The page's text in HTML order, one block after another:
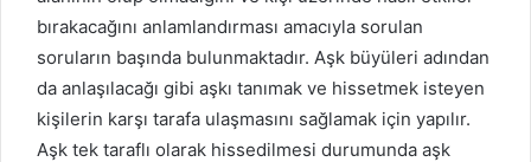
bırakacağını anlamlandırması amacıyla sorulan
soruların başında bulunmaktadır. Aşk büyüleri adından
da anlaşılacağı gibi aşkı tanımak ve hissetmek isteyen
kişilerin karşı tarafa ulaşmasını sağlamak için yapılır.
Aşk tek taraflı olarak hissedilmesi durumunda aşk